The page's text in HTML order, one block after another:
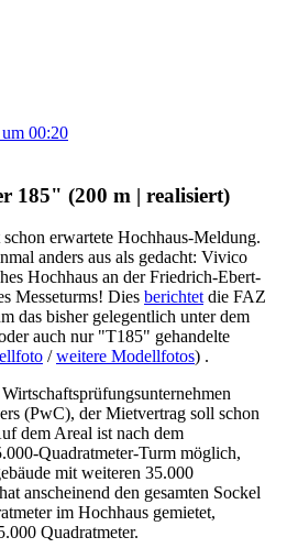
00:20
185" (200 m | realisiert)
schon erwartete Hochhaus-Meldung.
anders aus als gedacht: Vivico
Hochhaus an der Friedrich-Ebert-
Messeturms! Dies berichtet die FAZ
das bisher gelegentlich unter dem
auch nur "T185" gehandelte
/weitere Modellfotos) .
(PwC), der Mietvertrag soll schon
dem Areal ist nach dem
Quadratmeter-Turm möglich,
mit weiteren 35.000
anscheinend den gesamten Sockel
im Hochhaus gemietet,
Quadratmeter.